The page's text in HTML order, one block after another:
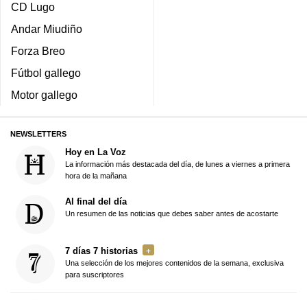
CD Lugo
Andar Miudiño
Forza Breo
Fútbol gallego
Motor gallego
NEWSLETTERS
Hoy en La Voz
La información más destacada del día, de lunes a viernes a primera
hora de la mañana
Al final del día
Un resumen de las noticias que debes saber antes de acostarte
7 días 7 historias
Una selección de los mejores contenidos de la semana, exclusiva
para suscriptores